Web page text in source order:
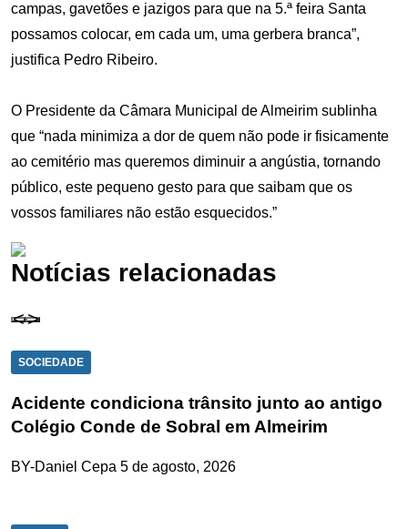
campas, gavetões e jazigos para que na 5.ª feira Santa
possamos colocar, em cada um, uma gerbera branca”,
justifica Pedro Ribeiro.
O Presidente da Câmara Municipal de Almeirim sublinha
que “nada minimiza a dor de quem não pode ir fisicamente
ao cemitério mas queremos diminuir a angústia, tornando
público, este pequeno gesto para que saibam que os
vossos familiares não estão esquecidos.”
Notícias relacionadas
SOCIEDADE
Acidente condiciona trânsito junto ao antigo
Colégio Conde de Sobral em Almeirim
BY-Daniel Cepa 5 de agosto, 2026